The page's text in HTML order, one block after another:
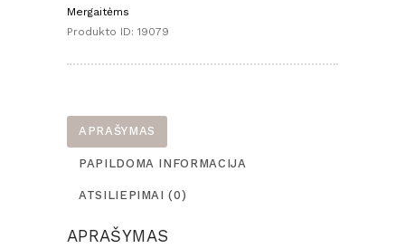
mergaitei
„Alyvuogių
–
bantukus
Mergaitėms
Produkto ID: 19079
APRAŠYMAS
PAPILDOMA INFORMACIJA
ATSILIEPIMAI (0)
APRAŠYMAS